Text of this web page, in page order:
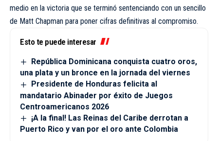
medio en la victoria que se terminó sentenciando con un sencillo
de Matt Chapman para poner cifras definitivas al compromiso.
Esto te puede interesar
República Dominicana conquista cuatro oros,
una plata y un bronce en la jornada del viernes
Presidente de Honduras felicita al
mandatario Abinader por éxito de Juegos
Centroamericanos 2026
¡A la final! Las Reinas del Caribe derrotan a
Puerto Rico y van por el oro ante Colombia